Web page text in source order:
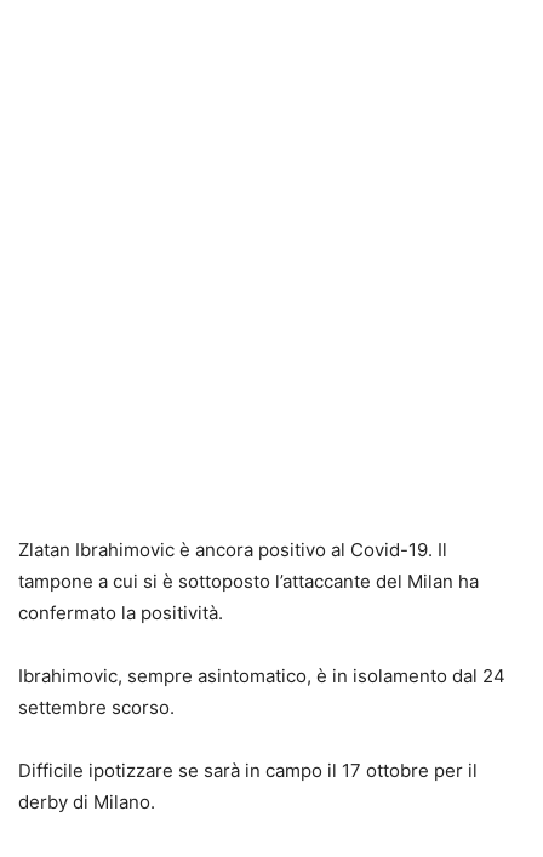
Zlatan Ibrahimovic è ancora positivo al Covid-19. Il
tampone a cui si è sottoposto l’attaccante del Milan ha
confermato la positività.
Ibrahimovic, sempre asintomatico, è in isolamento dal 24
settembre scorso.
Difficile ipotizzare se sarà in campo il 17 ottobre per il
derby di Milano.